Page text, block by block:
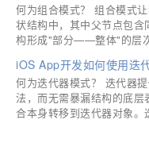
何为组合模式？ 组合模式
状结构中，其中父节点包
构形成"部分——整体"的层
iOS App开发如何使用迭
何为迭代器模式？ 迭代器
法，而无需暴漏结构的底
合本身转移到迭代器对象